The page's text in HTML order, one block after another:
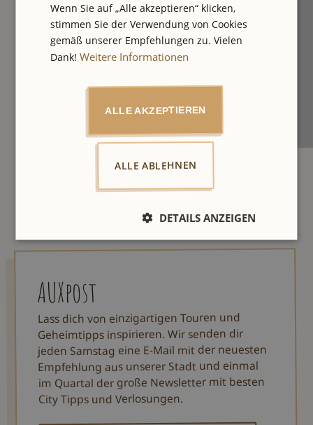
AUXpost
Lass dich von einzigartigen Touren und
Geheimtipps inspirieren. Wir senden dir
jeden Samstag eine E-Mail mit der neuesten
Empfehlung aus unserer Stadt und einmal
im Quartal der große Newsletter mit besten
City Tipps und Verlosungen.
Wenn Sie auf „Alle akzeptieren“ klicken,
stimmen Sie der Verwendung von Cookies
gemäß unserer Empfehlungen zu. Vielen
Dank!Weitere Informationen
ALLE AKZEPTIEREN
ALLE ABLEHNEN
DETAILS ANZEIGEN